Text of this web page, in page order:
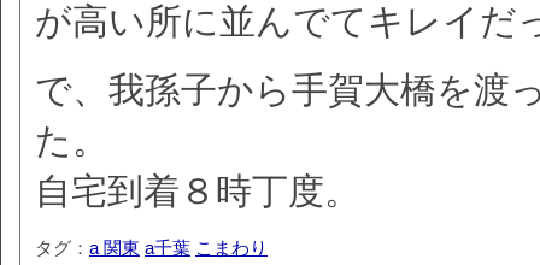
が高い所に並んでてキレイだ
で、我孫子から手賀大橋を渡
た。
自宅到着８時丁度。
タグ： a 関東 a千葉 こまわり